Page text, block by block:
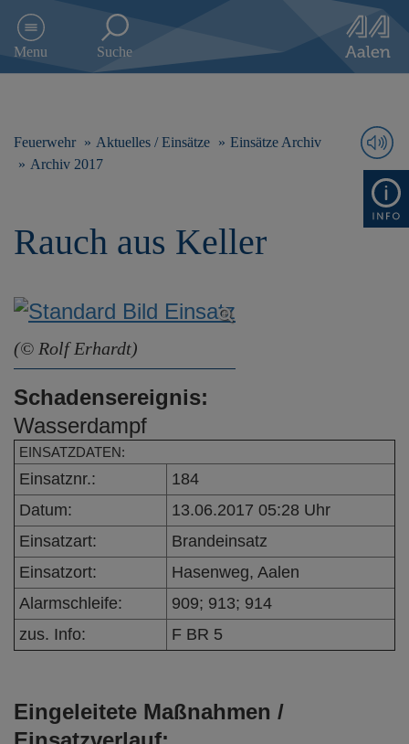
e
n
Menu Suche
Feuerwehr Aktuelles / Einsätze
Einsätze Archiv
Archiv 2017
Rauch aus Keller
(© Rolf Erhardt)
Schadensereignis:
Wasserdampf
EINSATZDATEN:
Einsatznr.:
184
Datum:
13.06.2017 05:28 Uhr
Einsatzart:
Brandeinsatz
Einsatzort:
Hasenweg, Aalen
Alarmschleife:
909; 913; 914
zus. Info:
F BR 5
Eingeleitete Maßnahmen /